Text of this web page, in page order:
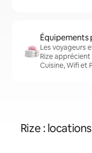
Équipements
Les voyageurs
Rize
Cuisine, Wifi et
Rize :